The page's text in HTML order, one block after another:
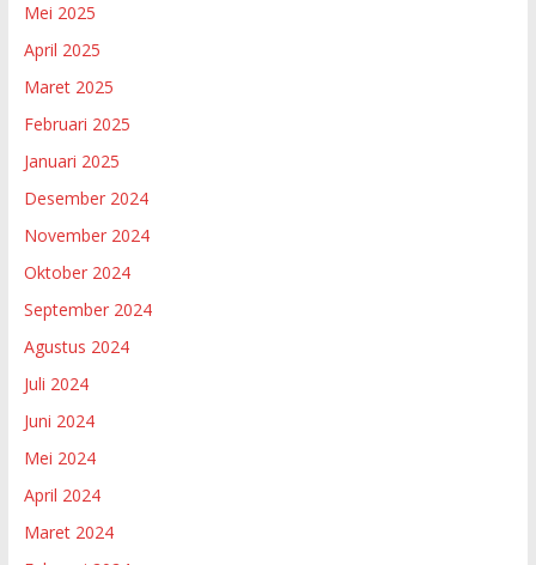
Mei 2025
April 2025
Maret 2025
Februari 2025
Januari 2025
Desember 2024
November 2024
Oktober 2024
September 2024
Agustus 2024
Juli 2024
Juni 2024
Mei 2024
April 2024
Maret 2024